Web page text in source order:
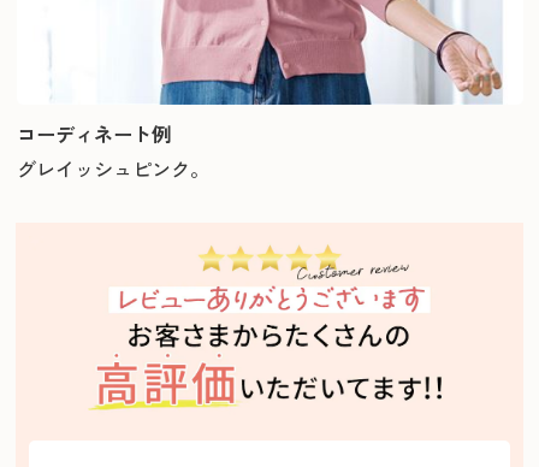
コーディネート例
グレイッシュピンク。